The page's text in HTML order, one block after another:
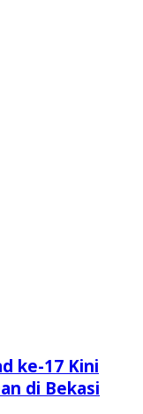
ke-17 Kini
di Bekasi